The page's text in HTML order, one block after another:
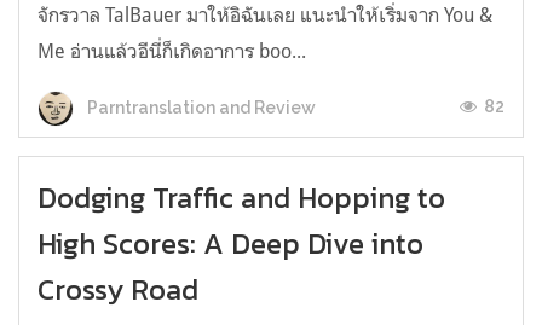
จักรวาล TalBauer มาให้อิฉันเลย แนะนำให้เริ่มจาก You &
Me อ่านแล้วอีนี่ก็เกิดอาการ boo...
Parntranslation and Review 82
Dodging Traffic and Hopping to
High Scores: A Deep Dive into
Crossy Road